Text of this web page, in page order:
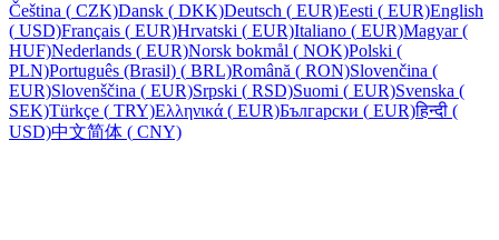
Čeština ( CZK)Dansk ( DKK)Deutsch ( EUR)Eesti ( EUR)English
( USD)Français ( EUR)Hrvatski ( EUR)Italiano ( EUR)Magyar(
HUF)Nederlands ( EUR)Norsk bokmål ( NOK)Polski (
PLN)Português (Brasil) ( BRL)Română ( RON)Slovenčina (
EUR)Slovenščina ( EUR)Srpski ( RSD)Suomi ( EUR)Svenska (
SEK)Türkçe ( TRY)Ελληνικά ( EUR)Български ( EUR)हिन्दी (
USD)中文简体 ( CNY)